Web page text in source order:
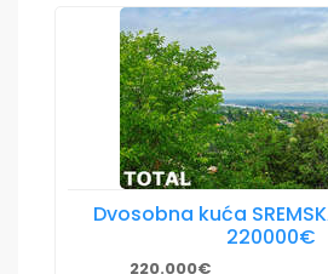
Dvosobna kuća
220000€
220.000€